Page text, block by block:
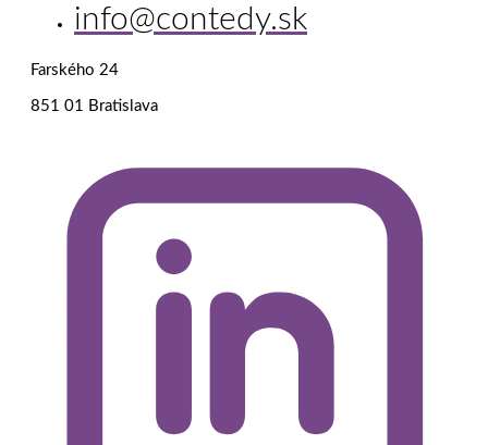
info@contedy.sk
Farského 24
851 01 Bratislava